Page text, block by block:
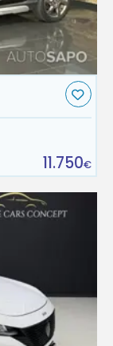
11.750€